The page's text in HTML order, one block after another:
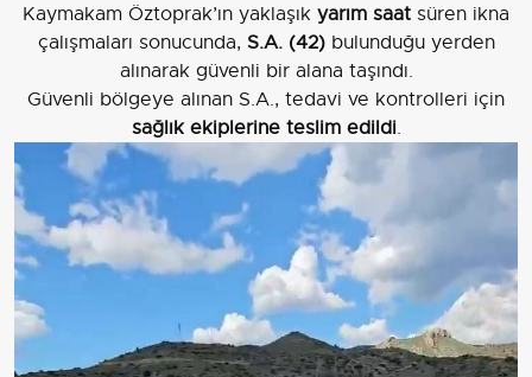
Kaymakam Öztoprak’ın yaklaşık yarım saat süren ikna
çalışmaları sonucunda, S.A. (42)bulunduğu yerden
alınarak güvenli bir alana taşındı.
Güvenli bölgeye alınan S.A., tedavi ve kontrolleri için
sağlık ekiplerine teslim edildi.